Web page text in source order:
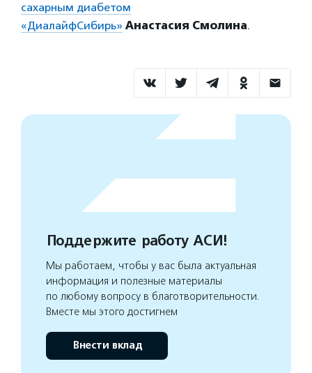
сахарным диабетом
«ДиалайфСибирь» Анастасия Смолина.
Поддержите работу АСИ!
Мы работаем, чтобы у вас была актуальная
информация и полезные материалы
по любому вопросу в благотворительности.
Вместе мы этого достигнем
Внести вклад